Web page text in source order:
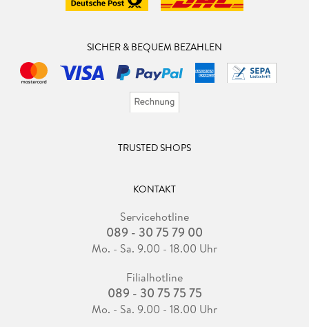
SICHER & BEQUEM BEZAHLEN
TRUSTED SHOPS
KONTAKT
Servicehotline
089 - 30 75 79 00
Mo. - Sa. 9.00 - 18.00 Uhr
Filialhotline
089 - 30 75 75 75
Mo. - Sa. 9.00 - 18.00 Uhr